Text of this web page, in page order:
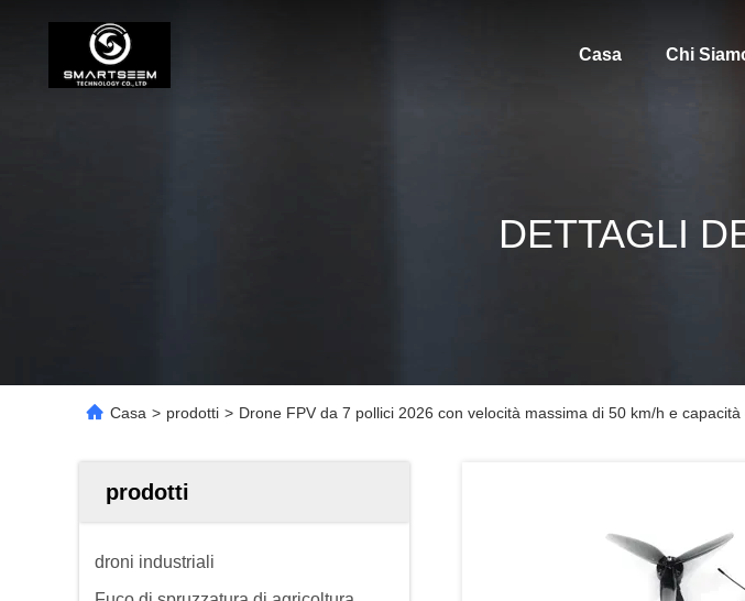
Casa Chi
DETTAGLI
Casa > prodotti > Drone FPV da 7 pollici 2026 con velocità massima di 50 km/h e
prodotti
droni industriali